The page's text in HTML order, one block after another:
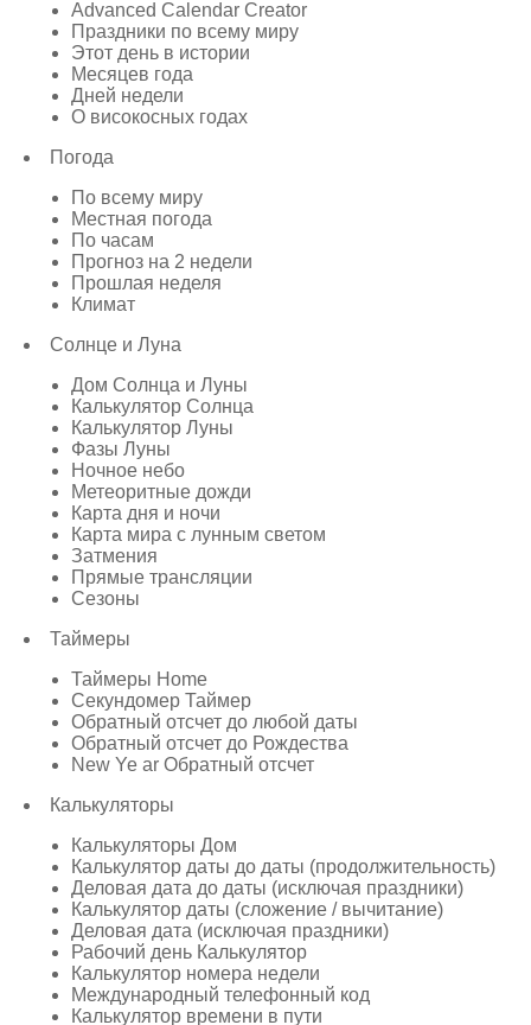
Advanced Calendar Creator
Праздники по всему миру
Этот день в истории
Месяцев года
Дней недели
О високосных годах
Погода
По всему миру
Местная погода
По часам
Прогноз на 2 недели
Прошлая неделя
Климат
Солнце и Луна
Дом Солнца и Луны
Калькулятор Солнца
Калькулятор Луны
Фазы Луны
Ночное небо
Метеоритные дожди
Карта дня и ночи
Карта мира с лунным светом
Затмения
Прямые трансляции
Сезоны
Таймеры
Таймеры Home
Секундомер Таймер
Обратный отсчет до любой даты
Обратный отсчет до Рождества
New Ye ar Обратный отсчет
Калькуляторы
Калькуляторы Дом
Калькулятор даты до даты (продолжительность)
Деловая дата до даты (исключая праздники)
Калькулятор даты (сложение / вычитание)
Деловая дата (исключая праздники)
Рабочий день Калькулятор
Калькулятор номера недели
Международный телефонный код
Калькулятор времени в пути